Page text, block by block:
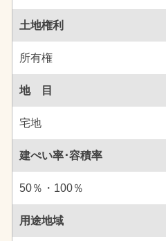
土地権利
所有権
地 目
宅地
建ぺい率･容積率
50％・100％
用途地域